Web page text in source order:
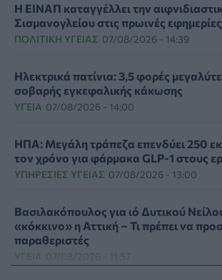
Η ΕΙΝΑΠ καταγγέλλει την
Σισμανογλείου στις πρωινές
ΠΟΛΙΤΙΚΉ ΥΓΕΊΑΣ 07/08/2026 - 14:39
Ηλεκτρικά πατίνια: 3,5 φορές
σοβαρής εγκεφαλικής κάκωσης
ΥΓΕΊΑ 07/08/2026 - 14:00
ΗΠΑ: Μεγάλη τράπεζα επενδύει 250
τον χρόνο για φάρμακα GLP-1 στους
ΥΠΗΡΕΣΊΕΣ ΥΓΕΊΑΣ 07/08/2026 - 13:00
Βασιλακόπουλος για ιό Δυτικού
«κόκκινο» η Αττική – Τι πρέπει να
παραθεριστές
ΥΓΕΊΑ 07/08/2026 - 11:57